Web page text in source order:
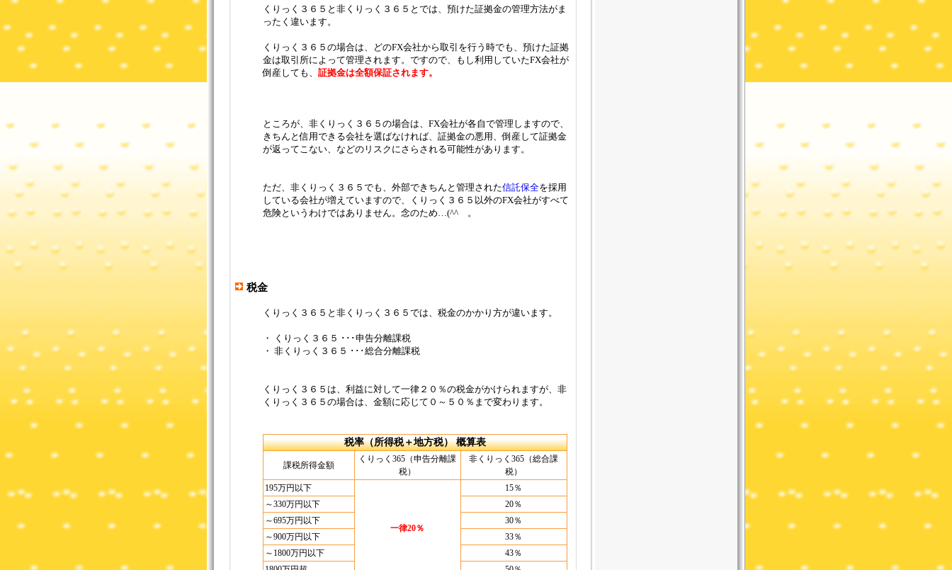
くりっく３６５と非くりっく３６５とでは、預けた証拠金の管理方法がま
ったく違います。
くりっく３６５の場合は、どのFX会社から取引を行う時でも、預けた証拠
金は取引所によって管理されます。ですので、もし利用していたFX会社が
倒産しても、 証拠金は全額保証されます。
ところが、非くりっく３６５の場合は、FX会社が各自で管理しますので、
きちんと信用できる会社を選ばなければ、証拠金の悪用、倒産して証拠金
が返ってこない、などのリスクにさらされる可能性があります。
ただ、非くりっく３６５でも、外部できちんと管理された信託保全を採用
している会社が増えていますので、くりっく３６５以外のFX会社がすべて
危険というわけではありません。念のため…(^^ゞ。
税金
くりっく３６５と非くりっく３６５では、税金のかかり方が違います。
・ くりっく３６５ ･･･申告分離課税
・ 非くりっく３６５ ･･･総合分離課税
くりっく３６５は、利益に対して一律２０％の税金がかけられますが、非
くりっく３６５の場合は、金額に応じて０～５０％まで変わります。
税率（所得税＋地方税） 概算表
課税所得金額
くりっく365（申告分離課
税）
非くりっく365（総合課
税）
195万円以下
一律20％
15％
～330万円以下
20％
～695万円以下
30％
～900万円以下
33％
～1800万円以下
43％